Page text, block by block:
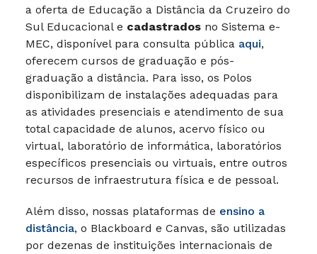
a oferta de Educação a Distância da Cruzeiro do
Sul Educacional e cadastrados no Sistema e-
MEC, disponível para consulta pública aqui,
oferecem cursos de graduação e pós-
graduação a distância. Para isso, os Polos
disponibilizam de instalações adequadas para
as atividades presenciais e atendimento de sua
total capacidade de alunos, acervo físico ou
virtual, laboratório de informática, laboratórios
específicos presenciais ou virtuais, entre outros
recursos de infraestrutura física e de pessoal.
Além disso, nossas plataformas de ensino a
distância, o Blackboard e Canvas, são utilizadas
por dezenas de instituições internacionais de